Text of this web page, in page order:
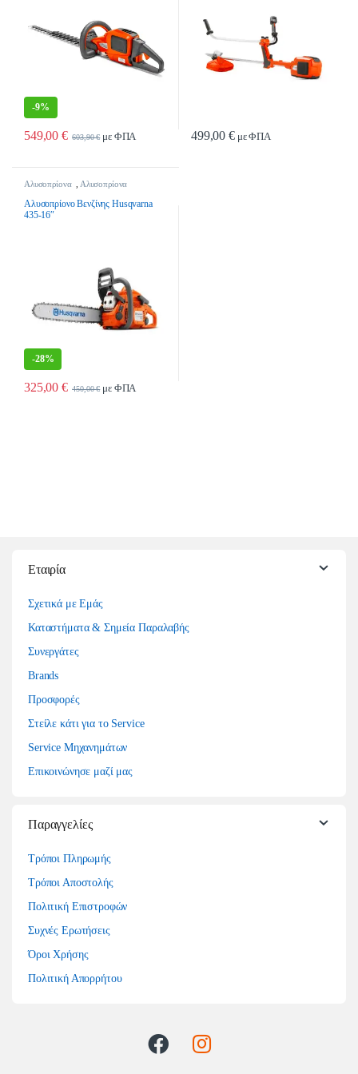
-9%
549,00€ 603,90€με ΦΠΑ 499,00€με ΦΠΑ
Αλυσοπρίονα
Αλυσοπρίονα
Γεωργικά Εργαλεία
Αλυσοπρίονο Βενζίνης Husqvarna
435-16″
-28%
325,00€ 450,00€με ΦΠΑ
Εταιρία
Σχετικά με Εμάς
Καταστήματα & Σημεία Παραλαβής
Συνεργάτες
Brands
Προσφορές
Στείλε κάτι για το Service
Service Μηχανημάτων
Επικοινώνησε μαζί μας
Παραγγελίες
Τρόποι Πληρωμής
Τρόποι Αποστολής
Πολιτική Επιστροφών
Συχνές Ερωτήσεις
Όροι Χρήσης
Πολιτική Απορρήτου